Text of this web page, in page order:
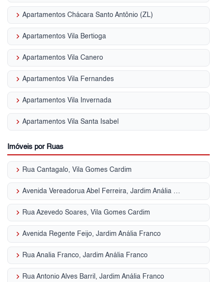
keyboard_arrow_right Apartamentos Chácara Santo Antônio (ZL)
keyboard_arrow_right Apartamentos Vila Bertioga
keyboard_arrow_right Apartamentos Vila Canero
keyboard_arrow_right Apartamentos Vila Fernandes
keyboard_arrow_right Apartamentos Vila Invernada
keyboard_arrow_right Apartamentos Vila Santa Isabel
Imóveis por Ruas
keyboard_arrow_right Rua Cantagalo, Vila Gomes Cardim
keyboard_arrow_right Avenida Vereadorua Abel Ferreira, Jardim Anália Franco
keyboard_arrow_right Rua Azevedo Soares, Vila Gomes Cardim
keyboard_arrow_right Avenida Regente Feijo, Jardim Anália Franco
keyboard_arrow_right Rua Analia Franco, Jardim Anália Franco
keyboard_arrow_right Rua Antonio Alves Barril, Jardim Anália Franco